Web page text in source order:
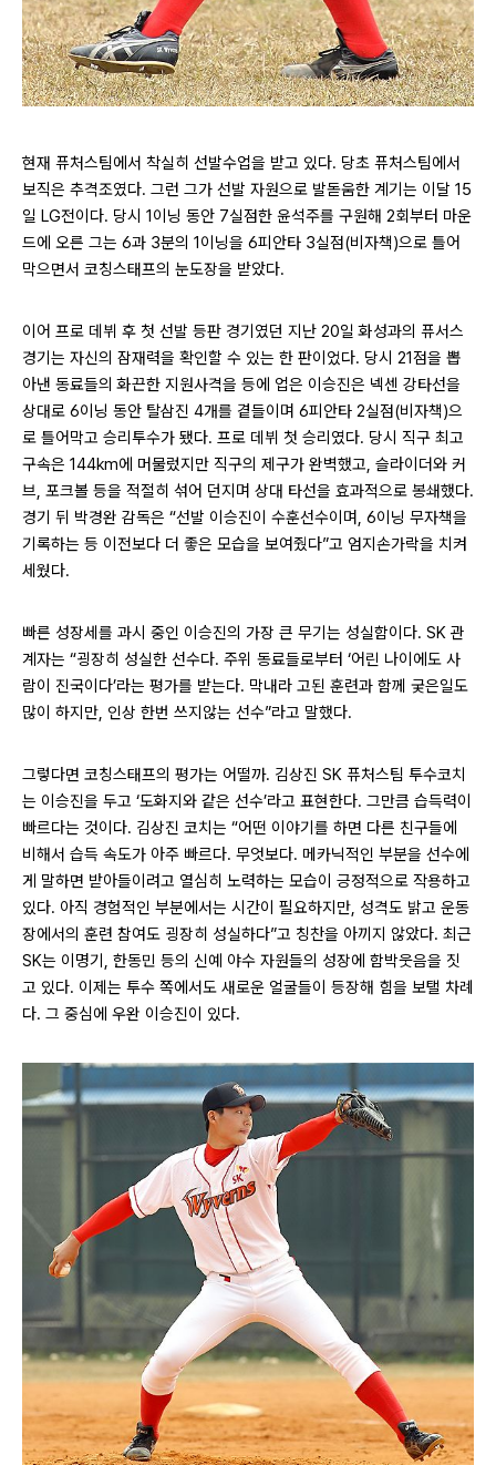
현재 퓨처스팀에서 착실히 선발수업을 받고 있다. 당초 퓨처스팀에서
보직은 추격조였다. 그런 그가 선발 자원으로 발돋움한 계기는 이달 15
일 LG전이다. 당시 1이닝 동안 7실점한 윤석주를 구원해 2회부터 마운
드에 오른 그는 6과 3분의 1이닝을 6피안타 3실점(비자책)으로 틀어
막으면서 코칭스태프의 눈도장을 받았다.
이어 프로 데뷔 후 첫 선발 등판 경기였던 지난 20일 화성과의 퓨서스
경기는 자신의 잠재력을 확인할 수 있는 한 판이었다. 당시 21점을 뽑
아낸 동료들의 화끈한 지원사격을 등에 업은 이승진은 넥센 강타선을
상대로 6이닝 동안 탈삼진 4개를 곁들이며 6피안타 2실점(비자책)으
로 틀어막고 승리투수가 됐다. 프로 데뷔 첫 승리였다. 당시 직구 최고
구속은 144km에 머물렀지만 직구의 제구가 완벽했고, 슬라이더와 커
브, 포크볼 등을 적절히 섞어 던지며 상대 타선을 효과적으로 봉쇄했다.
경기 뒤 박경완 감독은 “선발 이승진이 수훈선수이며, 6이닝 무자책을
기록하는 등 이전보다 더 좋은 모습을 보여줬다”고 엄지손가락을 치켜
세웠다.
빠른 성장세를 과시 중인 이승진의 가장 큰 무기는 성실함이다. SK 관
계자는 “굉장히 성실한 선수다. 주위 동료들로부터 ‘어린 나이에도 사
람이 진국이다’라는 평가를 받는다. 막내라 고된 훈련과 함께 궂은일도
많이 하지만, 인상 한번 쓰지않는 선수”라고 말했다.
그렇다면 코칭스태프의 평가는 어떨까. 김상진 SK 퓨처스팀 투수코치
는 이승진을 두고 ‘도화지와 같은 선수’라고 표현한다. 그만큼 습득력이
빠르다는 것이다. 김상진 코치는 “어떤 이야기를 하면 다른 친구들에
비해서 습득 속도가 아주 빠르다. 무엇보다. 메카닉적인 부분을 선수에
게 말하면 받아들이려고 열심히 노력하는 모습이 긍정적으로 작용하고
있다. 아직 경험적인 부분에서는 시간이 필요하지만, 성격도 밝고 운동
장에서의 훈련 참여도 굉장히 성실하다”고 칭찬을 아끼지 않았다. 최근
SK는 이명기, 한동민 등의 신예 야수 자원들의 성장에 함박웃음을 짓
고 있다. 이제는 투수 쪽에서도 새로운 얼굴들이 등장해 힘을 보탤 차례
다. 그 중심에 우완 이승진이 있다.